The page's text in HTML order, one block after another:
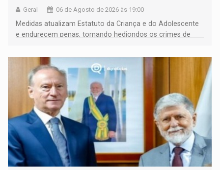
Geral 06 de Agosto de 2026 às 19:00
Medidas atualizam Estatuto da Criança e do Adolescente
e endurecem penas, tornando hediondos os crimes de